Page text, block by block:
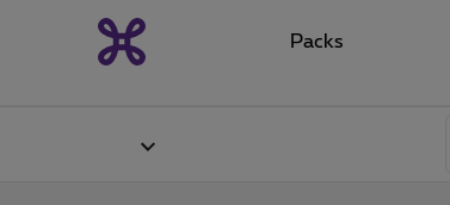
Packs